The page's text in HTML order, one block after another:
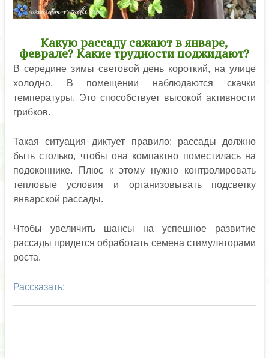
Какую рассаду сажают в январе,
феврале? Какие трудности поджидают?
В середине зимы световой день короткий, на улице
холодно. В помещении наблюдаются скачки
температуры. Это способствует высокой активности
грибков.
Такая ситуация диктует правило: рассады должно
быть столько, чтобы она компактно поместилась на
подоконнике. Плюс к этому нужно контролировать
тепловые условия и организовывать подсветку
январской рассады.
Чтобы увеличить шансы на успешное развитие
рассады придется обработать семена стимуляторами
роста.
Рассказать: